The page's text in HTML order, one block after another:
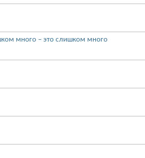
много – это слишком много